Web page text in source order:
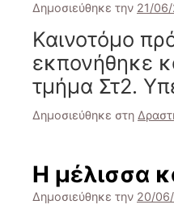
Δημοσιεύθηκε την 21/
Καινοτόμο
εκπονήθηκε
τμήμα Στ2.
Δημοσιεύθηκε στη
Η μέλισσα
Δημοσιεύθηκε την 20/